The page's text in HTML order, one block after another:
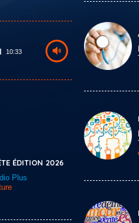
10:33
ÉDITION 2026
Plus